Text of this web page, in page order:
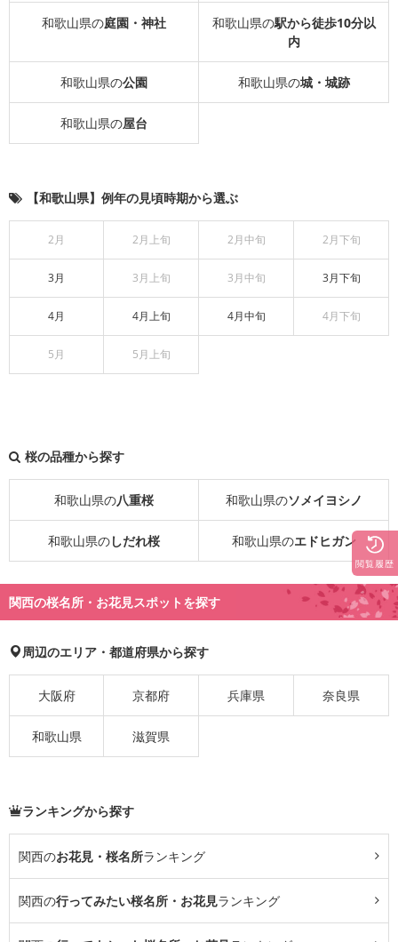
和歌山県の庭園・神社 和歌山県の駅から徒歩10分以
内
和歌山県の公園 和歌山県の城・城跡
和歌山県の屋台
【和歌山県】例年の見頃時期から選ぶ
2月 2月上旬 2月中旬 2月下旬
3月 3月上旬 3月中旬 3月下旬
4月 4月上旬 4月中旬 4月下旬
5月 5月上旬
桜の品種から探す
和歌山県の八重桜 和歌山県のソメイヨシノ
和歌山県のしだれ桜 和歌山県のエドヒガン
関西の桜名所・お花見スポットを探す
周辺のエリア・都道府県から探す
大阪府 京都府 兵庫県 奈良県
和歌山県 滋賀県
ランキングから探す
関西のお花見・桜名所ランキング
関西の行ってみたい桜名所・お花見ランキング
閲覧履歴